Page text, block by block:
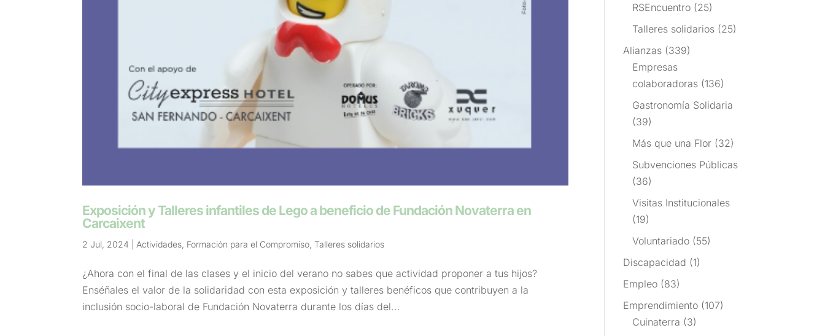
Exposición y Talleres infantiles de Lego a beneficio de Fundación Novaterra en
Carcaixent
2 Jul, 2024 Actividades Formación para el Compromiso ,Talleres solidarios
¿Ahora con el final de las clases y el inicio del verano no sabes que actividad proponer a tus hijos?
Enséñales el valor de la solidaridad con esta exposición y talleres benéficos que contribuyen a la
inclusión socio-laboral de Fundación Novaterra durante los días del...
RSEncuentro (25)
Talleres solidarios (25)
Alianzas (339)
Empresas
colaboradoras (136)
Gastronomía Solidaria
(39)
Más que una Flor (32)
Subvenciones Públicas
(36)
Visitas Institucionales
(19)
Voluntariado (55)
Discapacidad (1)
Empleo (83)
Emprendimiento (107)
Cuinaterra (3)